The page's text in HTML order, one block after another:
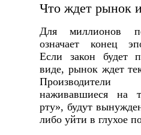
Что ждет рынок
Для миллионов
означает конец
Если закон будет
виде, рынок ждет
наживавшиеся на
рту», будут
либо уйти в глухое